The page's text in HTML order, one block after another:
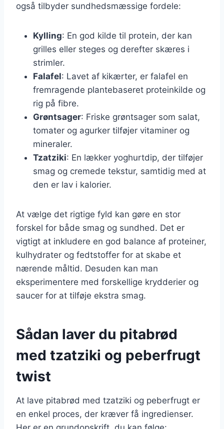
også tilbyder sundhedsmæssige fordele:
Kylling: En god kilde til protein, der kan
grilles eller steges og derefter skæres i
strimler.
Falafel: Lavet af kikærter, er falafel en
fremragende plantebaseret proteinkilde og
rig på fibre.
Grøntsager: Friske grøntsager som salat,
tomater og agurker tilføjer vitaminer og
mineraler.
Tzatziki: En lækker yoghurtdip, der tilføjer
smag og cremede tekstur, samtidig med at
den er lav i kalorier.
At vælge det rigtige fyld kan gøre en stor
forskel for både smag og sundhed. Det er
vigtigt at inkludere en god balance af proteiner,
kulhydrater og fedtstoffer for at skabe et
nærende måltid. Desuden kan man
eksperimentere med forskellige krydderier og
saucer for at tilføje ekstra smag.
Sådan laver du pitabrød
med tzatziki og peberfrugt
twist
At lave pitabrød med tzatziki og peberfrugt er
en enkel proces, der kræver få ingredienser.